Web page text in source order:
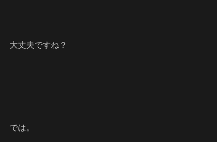
大丈夫ですね？
では。